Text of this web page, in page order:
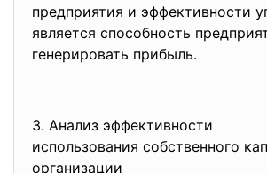
предприятия и эффективности
является способность
генерировать прибыль.
3. Анализ эффективности
использования собственного
организации